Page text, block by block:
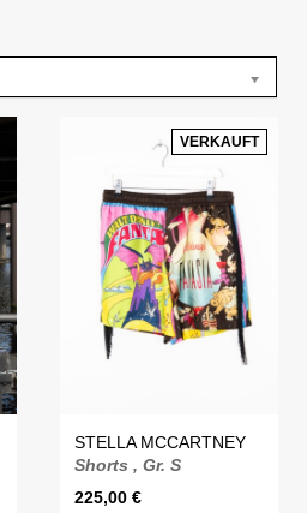
VERKAUFT
STELLA MCCARTNEY
Shorts , Gr. S
225,00€